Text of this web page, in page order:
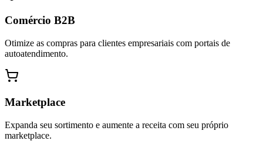
Comércio B2B
Otimize as compras para clientes empresariais com portais de
autoatendimento.
Marketplace
Expanda seu sortimento e aumente a receita com seu próprio
marketplace.